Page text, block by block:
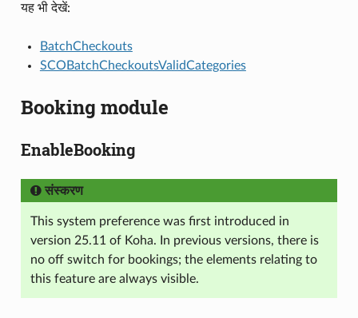
यह भी देखें:
BatchCheckouts
SCOBatchCheckoutsValidCategories
Booking module
EnableBooking
संस्करण
This system preference was first introduced in
version 25.11 of Koha. In previous versions, there is
no off switch for bookings; the elements relating to
this feature are always visible.